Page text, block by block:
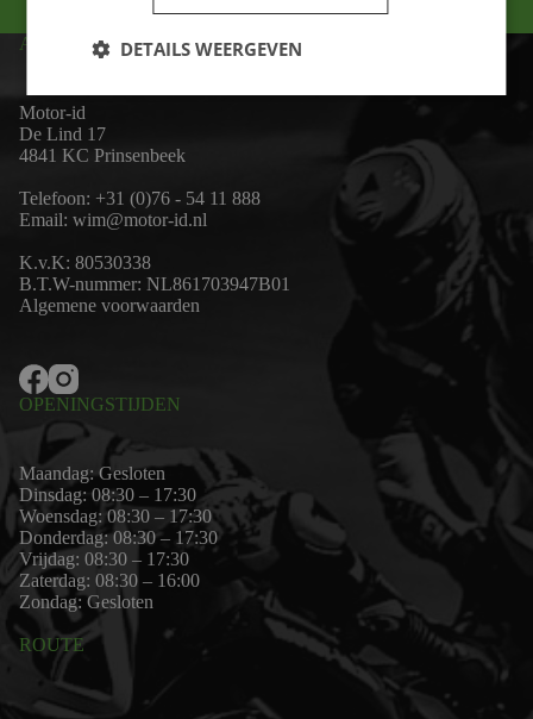
ADRES
Motor-id
De Lind 17
4841 KC Prinsenbeek
Telefoon: +31 (0)76 - 54 11 888
Email: wim@motor-id.nl
K.v.K: 80530338
B.T.W-nummer: NL861703947B01
Algemene voorwaarden
OPENINGSTIJDEN
Maandag: Gesloten
Dinsdag: 08:30 – 17:30
Woensdag: 08:30 – 17:30
Donderdag: 08:30 – 17:30
Vrijdag: 08:30 – 17:30
Zaterdag: 08:30 – 16:00
Zondag: Gesloten
ROUTE
DETAILS WEERGEVEN